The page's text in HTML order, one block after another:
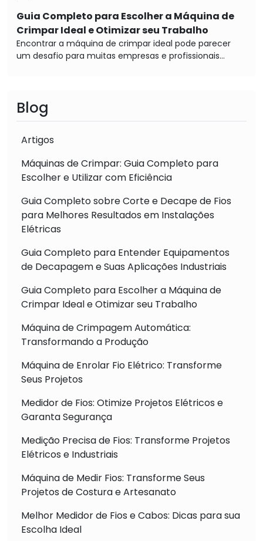
Guia Completo para Escolher a Máquina de
Crimpar Ideal e Otimizar seu Trabalho
Encontrar a máquina de crimpar ideal pode parecer
um desafio para muitas empresas e profissionais...
Blog
Artigos
Máquinas de Crimpar: Guia Completo para
Escolher e Utilizar com Eficiência
Guia Completo sobre Corte e Decape de Fios
para Melhores Resultados em Instalações
Elétricas
Guia Completo para Entender Equipamentos
de Decapagem e Suas Aplicações Industriais
Guia Completo para Escolher a Máquina de
Crimpar Ideal e Otimizar seu Trabalho
Máquina de Crimpagem Automática:
Transformando a Produção
Máquina de Enrolar Fio Elétrico: Transforme
Seus Projetos
Medidor de Fios: Otimize Projetos Elétricos e
Garanta Segurança
Medição Precisa de Fios: Transforme Projetos
Elétricos e Industriais
Máquina de Medir Fios: Transforme Seus
Projetos de Costura e Artesanato
Melhor Medidor de Fios e Cabos: Dicas para sua
Escolha Ideal